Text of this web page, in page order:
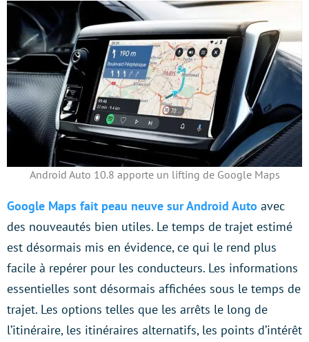
Android Auto 10.8 apporte un lifting de Google Maps
Google Maps fait peau neuve sur Android Auto avec
des nouveautés bien utiles. Le temps de trajet estimé
est désormais mis en évidence, ce qui le rend plus
facile à repérer pour les conducteurs. Les informations
essentielles sont désormais affichées sous le temps de
trajet. Les options telles que les arrêts le long de
l’itinéraire, les itinéraires alternatifs, les points d’intérêt